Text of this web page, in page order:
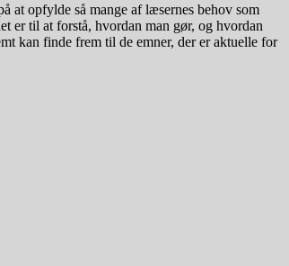
at opfylde så mange af læsernes behov som
er til at forstå, hvordan man gør, og hvordan
kan finde frem til de emner, der er aktuelle for